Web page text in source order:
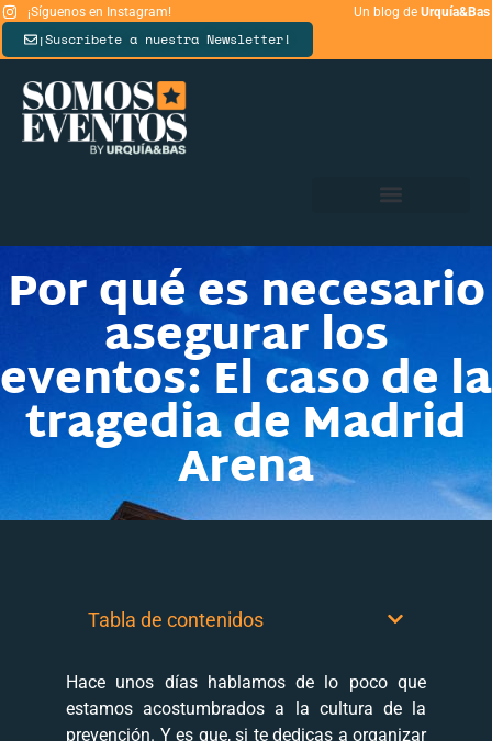
¡Síguenos en Instagram! Un blog de Urquía&Bas
¡Suscríbete a nuestra Newsletter!
Por qué es necesario
asegurar los
eventos: El caso de la
tragedia de Madrid
Arena
Tabla de contenidos
Hace unos días hablamos de lo poco que
estamos acostumbrados a la cultura de la
prevención. Y es que, si te dedicas a organizar